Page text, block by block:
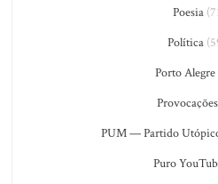
Poesia
Política
Porto Alegre
Provocações
PUM — Partido
Puro